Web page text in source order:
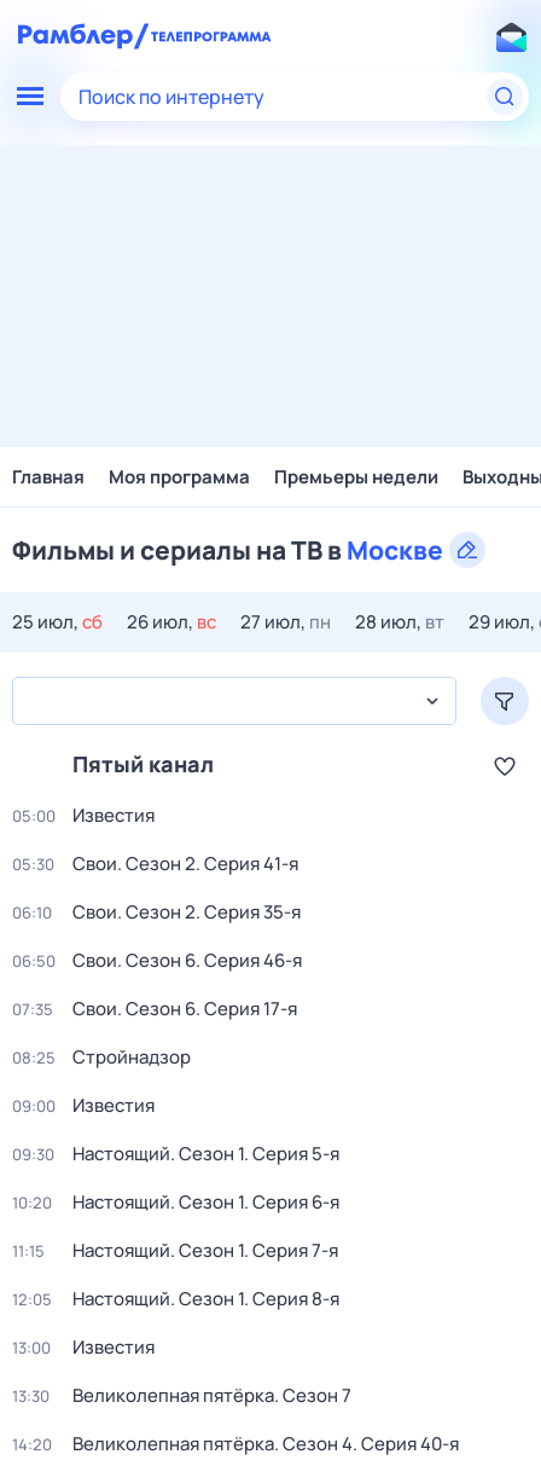
Поиск по интернету
Главная Моя программа Премьеры недели
Фильмы и сериалы на ТВ вМоскве
25 июл,сб 26 июл, вс 27 июл, пн 28 июл, вт 29 июл,
Пятый канал
05:00 Известия
05:30 Свои. Сезон 2. Серия 41-я
06:10 Свои. Сезон 2. Серия 35-я
06:50 Свои. Сезон 6. Серия 46-я
07:35 Свои. Сезон 6. Серия 17-я
08:25 Стройнадзор
09:00 Известия
09:30 Настоящий. Сезон 1. Серия 5-я
10:20 Настоящий. Сезон 1. Серия 6-я
11:15 Настоящий. Сезон 1. Серия 7-я
12:05 Настоящий. Сезон 1. Серия 8-я
13:00 Известия
13:30 Великолепная пятёрка. Сезон 7
14:20 Великолепная пятёрка. Сезон 4. Серия 40-я